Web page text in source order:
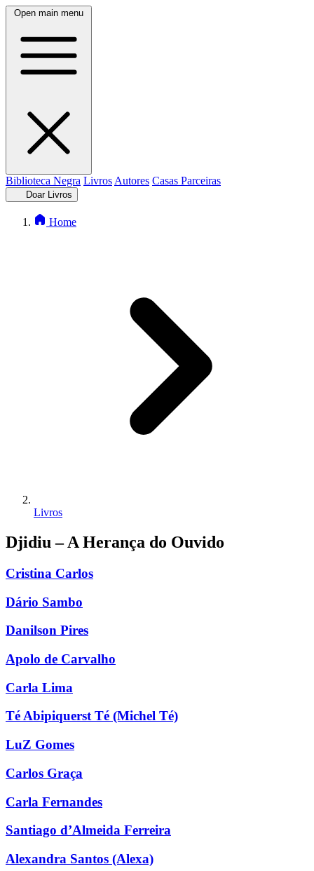
Open main menu
Biblioteca Negra Livros Autores Casas Parceiras
Doar Livros
Home
Livros
Djidiu – A Herança do Ouvido
Cristina Carlos
Dário Sambo
Danilson Pires
Apolo de Carvalho
Carla Lima
Té Abipiquerst Té (Michel Té)
LuZ Gomes
Carlos Graça
Carla Fernandes
Santiago d’Almeida Ferreira
Alexandra Santos (Alexa)